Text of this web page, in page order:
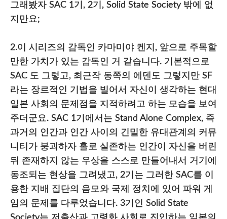
그래봤자 SAC 1기, 2기, Solid State Society 밖에 없
지만요;
2.이 시리즈의 감독인 카마미야 켄지, 앞으로 주목할
만한 가치가 있는 감독인 거 같습니다. 기본적으로
SAC 도 그렇고, 최근작 동쪽의 에덴도 그렇지만 SF
라는 장르적인 기법을 빌어서 자신이 생각하는 현대
일본 사회의 문제점을 지적하려고 하는 모습을 보여
주더군요. SAC 1기에서는 Stand Alone Complex, 즉
과거의 인간과 인간 사이의 긴밀한 유대관계의 커뮤
니티가 붕괴하자 홀로 실존하는 인간이 자신을 버린
뒤 존재하지 않는 우상을 스스로 만들어내서 거기에
동조되는 현상을 그려냈고, 2기는 그러한 SAC를 이
용한 지배 집단의 음모와 국제 정치에 있어 파워 게
임의 문제를 다루었습니다. 3기인 Solid State